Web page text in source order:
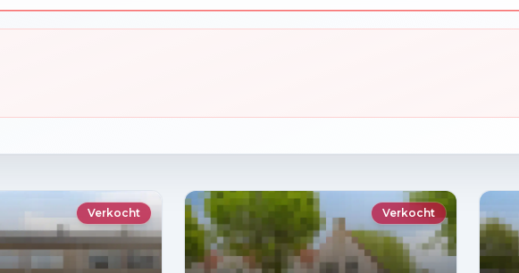
Verkocht Verkocht